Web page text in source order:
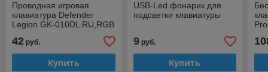
Проводная игровая
клавиатура Defender
Legion GK-010DL RU,RGB
подсветка,19 Anti-Ghost
42 руб.
Купить
USB-Led фонарик для
подсветки клавиатуры
9руб.
Купить
61